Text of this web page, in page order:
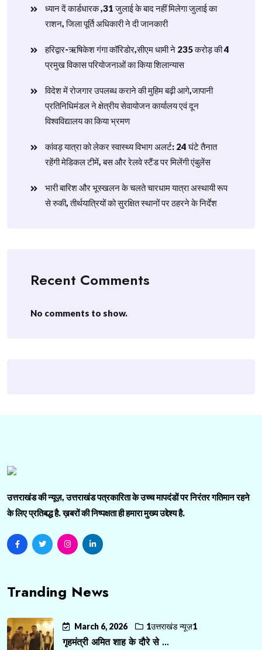
ध्यान दें कार्डधारक ,31 जुलाई के बाद नहीं मिलेगा जुलाई का
राशन, जिला पूर्ति अधिकारी ने दी जानकारी
हरिद्वार-ऋषिकेश गंगा कॉरिडोर,सीएम धामी ने 235 करोड़ की 4
प्रमुख विकास परियोजनाओं का किया शिलान्यास
विदेश में रोजगार उपलब्ध कराने की मुहिम बढ़ी आगे,जापानी
प्रतिनिधिमंडल ने क्षेत्रीय सेवायोजन कार्यालय एवं दून
विश्वविद्यालय का किया भ्रमण
​कांवड़ यात्रा को लेकर स्वास्थ्य विभाग अलर्ट: 24 घंटे तैनात
रहेंगी मेडिकल टीमें, बस और रेलवे स्टैंड पर मिलेंगी एंबुलेंस
​भारी बारिश और भूस्खलन के चलते चारधाम यात्रा अस्थायी रूप
से रुकी, तीर्थयात्रियों को सुरक्षित स्थानों पर ठहरने के निर्देश
Recent Comments
No comments to show.
उत्तराखंड की न्यूज़, उत्तराखंड पत्रकारिता के उच्च मापदंडों पर निरंतर गतिमान रहने
के लिए प्रतिबद्ध है. ख़बरों की निष्पक्षता ही हमारा मुख्य उद्देश्य है.
Tranding News
March 6, 2026 1उत्तराखंड न्यूज़1
गृहमंत्री अमित शाह के दौरे से ...